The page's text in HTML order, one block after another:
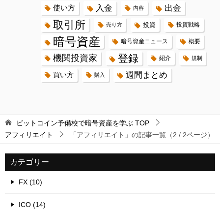
使い方 入金 内容 出金
取引所 売り方 投資 投資戦略
暗号資産 暗号資産ニュース 概要
機関投資家 登録 紹介 規制
買い方 購入 週間まとめ
ビットコイン予備校で暗号資産を学ぶ TOP
アフィリエイト
「アフィリエイト」の記事一覧（2 / 2ページ）
カテゴリー
FX (10)
ICO (14)